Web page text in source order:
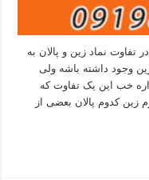
تفاوت نماد زین و پالان به
زین وجود داشته باشه ولی
خب این یک تفاوت که
کدوم پالان بعضی از